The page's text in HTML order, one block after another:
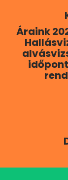
Áraink
RÓLUNK
KAPCSOLAT